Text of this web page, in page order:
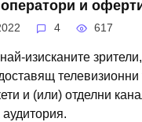
и
4 617
изисканите
телевизионни
и (или) отделни